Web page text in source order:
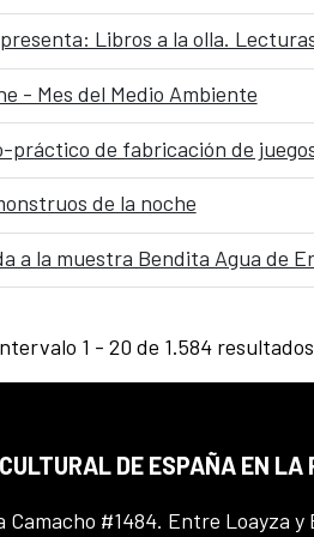
Libros a la olla.
- Mes del Medio Ambiente
práctico de fabricación de
de la noche
a la muestra Bendita Agua de
1 - 20 de 1.584
DE ESPAÑA EN LA
Camacho #1484. Entre Loayza y